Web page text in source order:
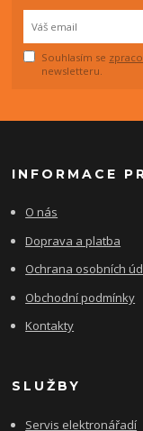
Souhlasím se
newsletteru.
INFORMACE
O nás
Doprava a platba
Ochrana osobních
Obchodní podmínky
Kontakty
SLUŽBY
Servis elektronářadí